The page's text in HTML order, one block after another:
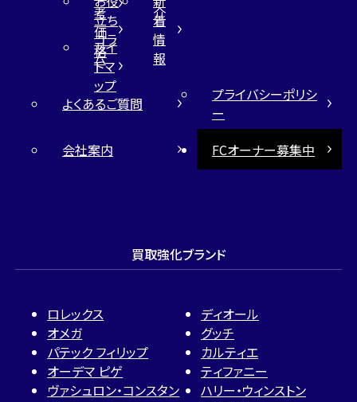
考
価
格
介
立ち
コラ
ム
着
情
報
サイ
トマ
ップ
よくあるご質問
プライバシーポリシ
ー
会社案内
FCオーナー募集中
買取強化ブランド
ロレックス
オメガ
パテック フィリップ
オーデマ ピゲ
ヴァシュロン・コンスタン
ディオール
グッチ
カルティエ
ティファニー
ハリー・ウィンストン